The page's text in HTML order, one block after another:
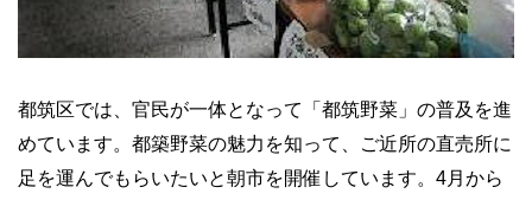
都筑区では、官民が一体となって「都筑野菜」の普及を進
めています。都築野菜の魅力を知って、ご近所の直売所に
足を運んでもらいたいと朝市を開催しています。 4月から